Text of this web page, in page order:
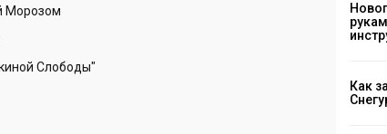
Морозом
Слободы"
Как